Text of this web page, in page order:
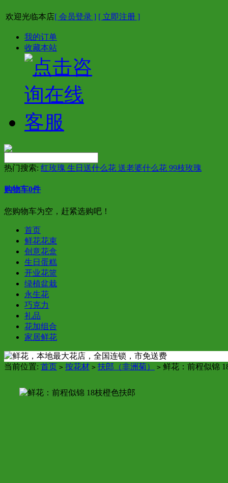
欢迎光临本店[ 会员登录 ] [ 立即注册 ]
我的订单
收藏本站
热门搜索: 红玫瑰 生日送什么花 送老婆什么花 99枝玫瑰
购物车0件
您购物车为空，赶紧选购吧！
首页
鲜花花束
创意花盒
生日蛋糕
开业花篮
绿植盆栽
永生花
巧克力
礼品
花加组合
家居鲜花
当前位置: 首页 > 按花材 > 扶郎（非洲菊） > 鲜花：前程似锦